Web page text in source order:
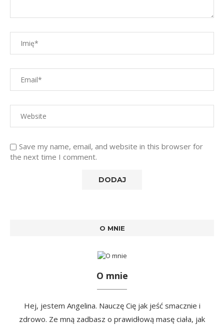
Save my name, email, and website in this browser for
the next time I comment.
O MNIE
O mnie
Hej, jestem Angelina. Nauczę Cię jak jeść smacznie i
zdrowo. Ze mną zadbasz o prawidłową masę ciała, jak